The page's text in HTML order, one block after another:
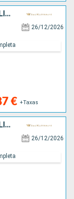
SUÍÇO, FRANÇA, ALEMANHA, REPÚBLICA DOMINICANA, HOLANDA
26/12/2026
€ +Taxas
SUÍÇO, ALEMANHA, FRANÇA, REPÚBLICA DOMINICANA, HOLANDA
26/12/2026